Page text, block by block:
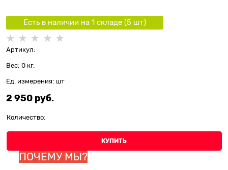
Есть в наличии на 1 складe (5шт)
Артикул:
Вес: 0 кг.
Ед. измерения: шт
2 950 руб.
Количество:
КУПИТЬ
ПОЧЕМУ МЫ?